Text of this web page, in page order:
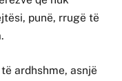
punë, rrugë të
ardhshme, asnjë